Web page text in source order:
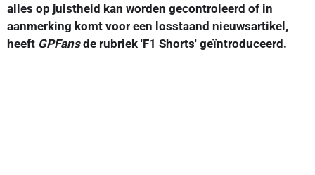
alles op juistheid kan worden gecontroleerd of in
aanmerking komt voor een losstaand nieuwsartikel,
heeft GPFansde rubriek 'F1 Shorts' geïntroduceerd.